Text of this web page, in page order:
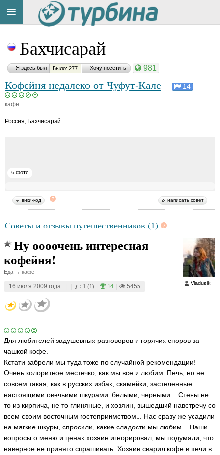
Бахчисарай
Я здесь был Было: 277 Хочу посетить 981
Кофейня недалеко от Чуфут-Кале 14
кафе
Россия, Бахчисарай
6 фото
вики-код написать совет
Советы и отзывы путешественников (1)
Vladusik
Ну оооочень интересная
кофейня!
Еда → кафе
16 июля 2009 года 1 (1) 14 5455
Для любителей задушевных разговоров и горячих споров за
чашкой кофе.
Кстати забрели мы туда тоже по случайной рекомендации!
Очень колоритное местечко, как мы все и любим. Печь, но не
совсем такая, как в русских избах, скамейки, застеленные
настоящими овечьими шкурами: белыми, черными... Стены не
то из кирпича, не то глиняные, и хозяин, вышедший навстречу со
всем своим восточным гостеприимством... Нас сразу же усадили
на мягкие шкуры, спросили, какие сладости мы любим... Наши
вопросы о меню и ценах хозяин игнорировал, мы подумали, что
наверное не принято спрашивать. Хозяин сварил кофе в печи в
на
сайте:
Button